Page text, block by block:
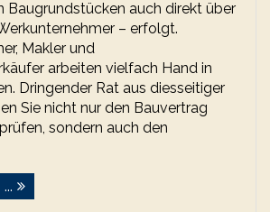
Baugrundstücken auch direkt über
– erfolgt.
Makler und
arbeiten vielfach Hand in
Dringender Rat aus diesseitiger
Sie nicht nur den Bauvertrag
sondern auch den